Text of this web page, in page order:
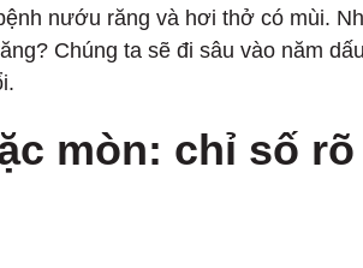
nướu răng và hơi thở có mùi.
Chúng ta sẽ đi sâu vào năm
mòn: chỉ số rõ